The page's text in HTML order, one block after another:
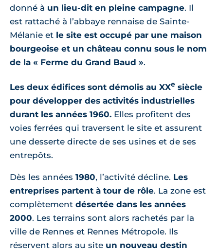
donné à un lieu-dit en pleine campagne. Il
est rattaché à l’abbaye rennaise de Sainte-
Mélanie et le site est occupé par une maison
bourgeoise et un château connu sous le nom
de la « Ferme du Grand Baud ».
Les deux édifices sont démolis au XXe siècle
pour développer des activités industrielles
durant les années 1960. Elles profitent des
voies ferrées qui traversent le site et assurent
une desserte directe de ses usines et de ses
entrepôts.
Dès les années 1980, l’activité décline. Les
entreprises partent à tour de rôle. La zone est
complètement désertée dans les années
2000. Les terrains sont alors rachetés par la
ville de Rennes et Rennes Métropole. Ils
réservent alors au site un nouveau destin